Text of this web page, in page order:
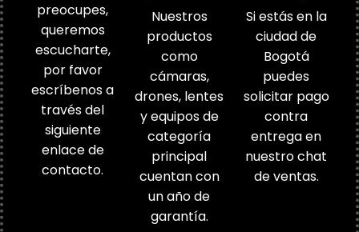
preocupes,
queremos
escucharte,
por favor
escríbenos a
través del
siguiente
enlace de
contacto.
Nuestros
productos
como
cámaras,
drones, lentes
y equipos de
categoría
principal
cuentan con
un año de
garantía.
Si estás en la
ciudad de
Bogotá
puedes
solicitar pago
contra
entrega en
nuestro chat
de ventas.